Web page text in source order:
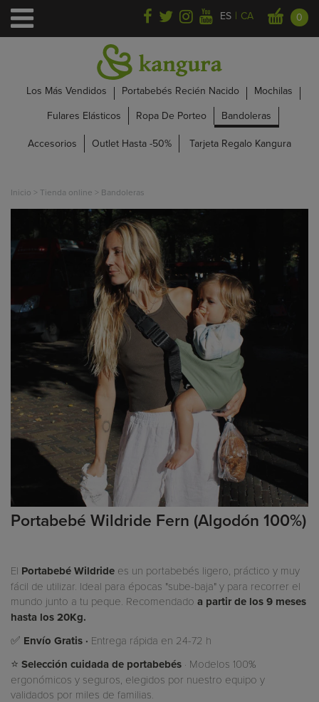
ES | CA 0
Los Más Vendidos Portabebés Recién Nacido
Mochilas
Fulares Elásticos
Ropa De Porteo
Bandoleras
Accesorios
Outlet Hasta -50% Tarjeta Regalo Kangura
Inicio > Tienda online > Bandoleras
Portabebé Wildride Fern (Algodón 100%)
El Portabebé Wildride es un portabebés ligero, práctico y muy
fácil de utilizar. Ideal para épocas "sube-baja" y para recorrer el
mundo junto a tu peque. Recomendado a partir de los 9 meses
hasta los 20Kg.
✅ Envío Gratis · Entrega rápida en 24-72 h
⭐ Selección cuidada de portabebés · Modelos 100%
ergonómicos y seguros, elegidos por nuestro equipo y
validados por miles de familias.